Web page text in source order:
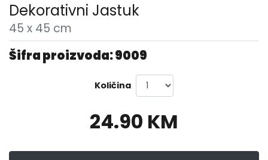
Dekorativni Jastuk
45 x 45 cm
Šifra proizvoda: 9009
Količina
24.90 KM